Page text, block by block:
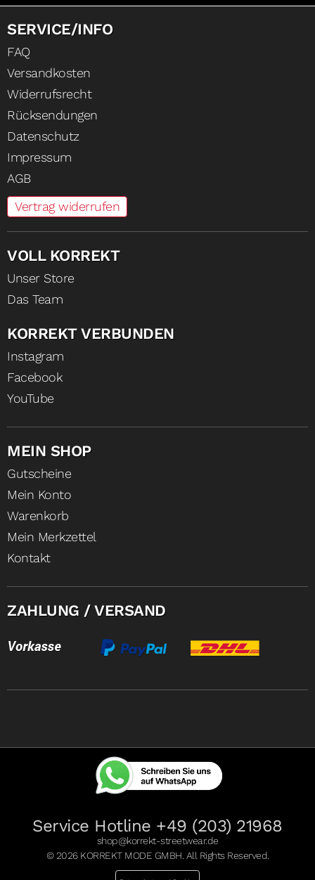
SERVICE/INFO
FAQ
Versandkosten
Widerrufsrecht
Rücksendungen
Datenschutz
Impressum
AGB
Vertrag widerrufen
VOLL KORREKT
Unser Store
Das Team
KORREKT VERBUNDEN
Instagram
Facebook
YouTube
MEIN SHOP
Gutscheine
Mein Konto
Warenkorb
Mein Merkzettel
Kontakt
ZAHLUNG / VERSAND
Service Hotline +49 (203) 21968
shop@korrekt-streetwear.de
© 2026 KORREKT MODE GMBH. All Rights Reserved.